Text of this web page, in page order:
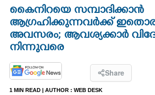
OPINION
LIFESTYLE
കെെനിറയെ സമ്പാദിക്കാൻ
ആഗ്രഹിക്കുന്നവർക്ക്
അവസരം; ആവശ്യക്കാർ
നിന്നുവരെ
Share
1 MIN READ | AUTHOR : WEB DESK